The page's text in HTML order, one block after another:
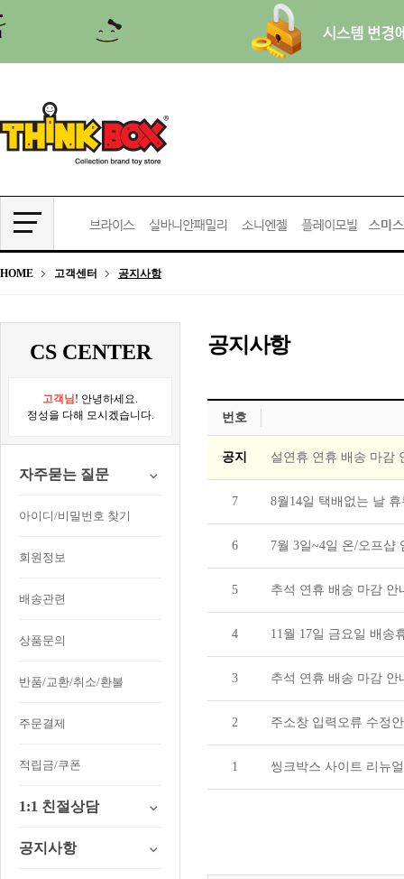
HOME 고객센터 공지사항
CS CENTER
고객님 ! 안녕하세요.
정성을 다해 모시겠습니다.
자주묻는 질문
아이디/비밀번호 찾기
회원정보
배송관련
상품문의
반품/교환/취소/환불
주문결제
적립금/쿠폰
1:1 친절상담
공지사항
공지사항
번호
공지 설연휴 연휴 배송 마감
7 8월14일 택배없는 날
6 7월 3일~4일 온/오프샵
5 추석 연휴 배송 마감 안
4 11월 17일 금요일 배송
3 추석 연휴 배송 마감 안
2 주소창 입력오류 수정
1 씽크박스 사이트 리뉴